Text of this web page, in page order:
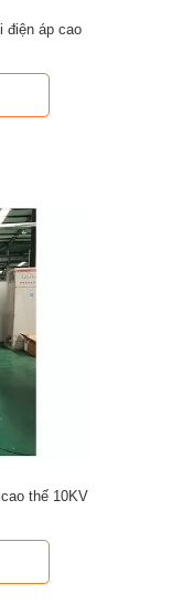
điện áp cao
thế 10KV